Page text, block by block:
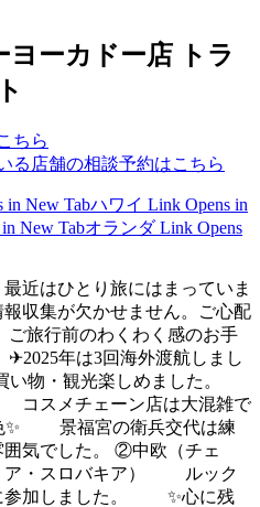
ーカドー店 トラ
ちら
る店舗の相談予約はこちら
in New Tabハワイ Link Opens in
New TabオランダLink Opens
近はひとり旅にはまっていま
収集が欠かせません。ご心配
ご旅行前のわくわく感のお手
年は3回海外渡航しまし
・観光楽しめました。
スメチェーン店は大混雑で
景福宮の衛兵交代は練
気でした。 ②中欧（チェ
ア・スロバキア） ルック
参加しました。 ✨心に残